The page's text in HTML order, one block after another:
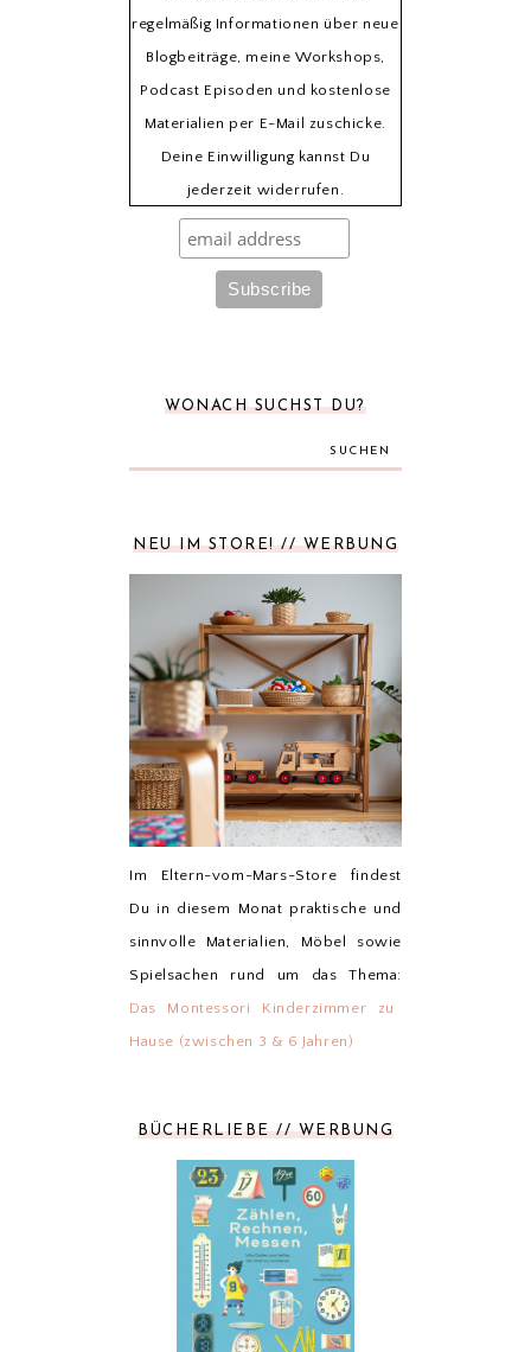
regelmäßig Informationen über neue
Blogbeiträge, meine Workshops,
Podcast Episoden und kostenlose
Materialien per E-Mail zuschicke.
Deine Einwilligung kannst Du
jederzeit widerrufen.
WONACH SUCHST DU?
SUCHEN
NEU IM STORE! // WERBUNG
Im Eltern-vom-Mars-Store findest
Du in diesem Monat praktische und
sinnvolle Materialien, Möbel sowie
Spielsachen rund um das Thema:
Das Montessori Kinderzimmer zu
Hause (zwischen 3 & 6 Jahren)
BÜCHERLIEBE // WERBUNG